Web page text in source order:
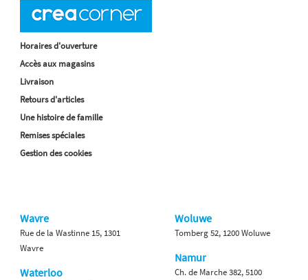
Horaires d'ouverture
Accès aux magasins
Livraison
Retours d'articles
Une histoire de famille
Remises spéciales
Gestion des cookies
Wavre
Rue de la Wastinne 15, 1301
Wavre
Waterloo
Woluwe
Tomberg 52, 1200 Woluwe
Namur
Ch. de Marche 382, 5100